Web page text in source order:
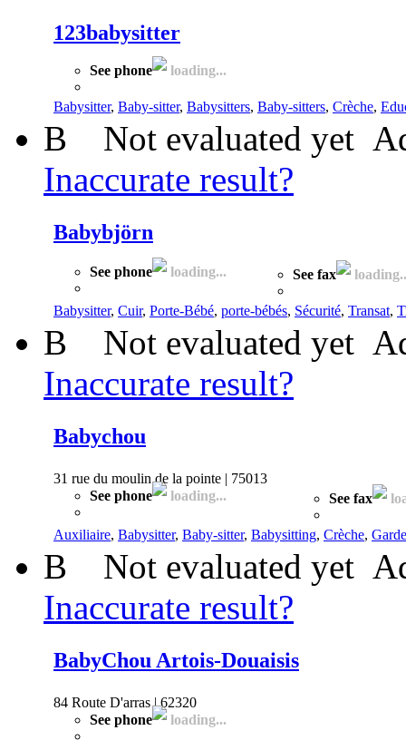
123babysitter
See phone loading...
Babysitter, Baby-sitter, Babysitters, Baby-sitters, Crèche,
B Not evaluated yet
Inaccurate result?
Babybjörn
See phone loading... See fax
Babysitter, Cuir, Porte-Bébé, porte-bébés, Sécurité, Transat,
B Not evaluated yet
Inaccurate result?
Babychou
31 rue du moulin de la pointe | 75013
See phone
loading... See fax
Auxiliaire, Babysitter, Baby-sitter, Babysitting, Crèche,
B Not evaluated yet
Inaccurate result?
BabyChou Artois-Douaisis
84 Route D'arras | 62320
See phone
loading...